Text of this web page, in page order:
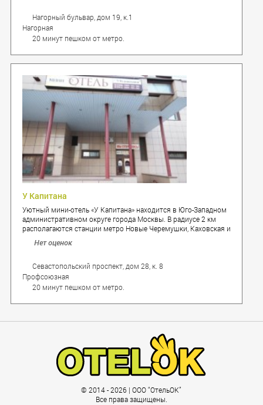
езды находится Севастопольский проспект, а в 10 минутах
пешком – станция метро Нагорная.
Нагорный бульвар, дом 19, к.1
Нагорная
20 минут пешком от метро.
У Капитана
Уютный мини-отель «У Капитана» находится в Юго-Западном
административном округе города Москвы. В радиусе 2 км
располагаются станции метро Новые Черемушки, Каховская и
остановка общественного транспорта – находится в 2
Нет оценок
Севастопольский проспект, дом 28, к. 8
Профсоюзная
20 минут пешком от метро.
© 2014 - 2026 | ООО “ОтельОК”
Все права защищены.